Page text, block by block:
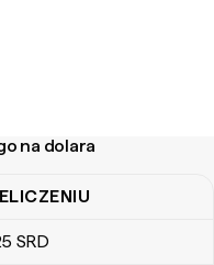
na dolara
dolara surinamskiego
SRD